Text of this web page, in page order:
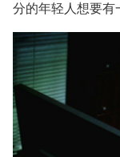
分的年轻人想要有